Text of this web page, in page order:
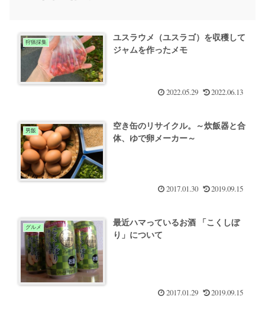
狩猟採集
ユスラウメ（ユスラゴ）を収穫して
ジャムを作ったメモ
2022.05.29 2022.06.13
男飯
空き缶のリサイクル。～炊飯器と合
体、ゆで卵メーカー～
2017.01.30 2019.09.15
グルメ
最近ハマっているお酒 「こくしぼ
り」について
2017.01.29 2019.09.15